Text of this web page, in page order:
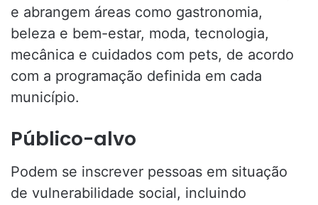
e abrangem áreas como gastronomia,
beleza e bem-estar, moda, tecnologia,
mecânica e cuidados com pets, de acordo
com a programação definida em cada
município.
Público-alvo
Podem se inscrever pessoas em situação
de vulnerabilidade social, incluindo